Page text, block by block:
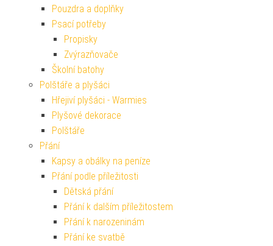
Pouzdra a doplňky
Psací potřeby
Propisky
Zvýrazňovače
Školní batohy
Polštáře a plyšáci
Hřejiví plyšáci - Warmies
Plyšové dekorace
Polštáře
Přání
Kapsy a obálky na peníze
Přání podle příležitosti
Dětská přání
Přání k dalším příležitostem
Přání k narozeninám
Přání ke svatbě